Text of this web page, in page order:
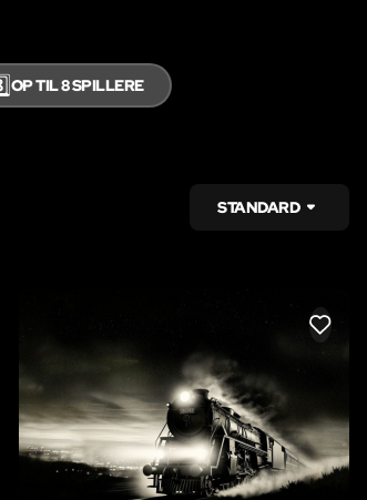
OP TIL 8 SPILLERE
STANDARD
LIKE